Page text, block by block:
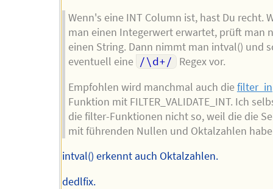
Wenn's eine INT Column ist, hast Du recht.
man einen Integerwert erwartet, prüft man
einen String. Dann nimmt man intval() und
eventuell eine /\d+/
Regex vor.
Empfohlen wird manchmal auch die
Funktion mit FILTER_VALIDATE_INT. Ich
die filter-Funktionen nicht so, weil die die
mit führenden Nullen und Oktalzahlen
intval() erkennt auch Oktalzahlen.
dedlfix.